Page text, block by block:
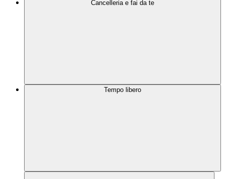
Cancelleria e fai da te
Tempo libero